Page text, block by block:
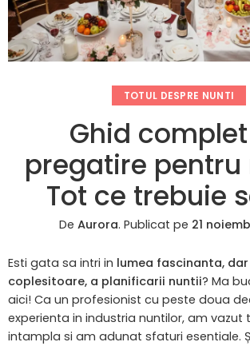
TOTUL DESPRE NUNTI
Ghid
pregatire pentru
Tot ce trebuie
De Aurora. Publicat pe 21
Esti gata sa intri in lumea fascinanta,
coplesitoare, a planificarii nuntii? Ma
aici! Ca un profesionist cu peste doua
experienta in industria nuntilor, am
intampla si am adunat sfaturi esentiale.